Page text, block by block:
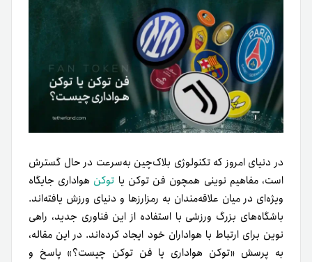
در دنیای امروز که تکنولوژی بلاک‌چین به‌سرعت در حال گسترش
است، مفاهیم نوینی همچون فن توکن یا توکن هواداری جایگاه
ویژه‌ای در میان علاقه‌مندان به رمزارزها و دنیای ورزش یافته‌اند.
باشگاه‌های بزرگ ورزشی با استفاده از این فناوری جدید، راهی
نوین برای ارتباط با هواداران خود ایجاد کرده‌اند. در این مقاله،
به پرسش «توکن هواداری یا فن توکن چیست؟» پاسخ و